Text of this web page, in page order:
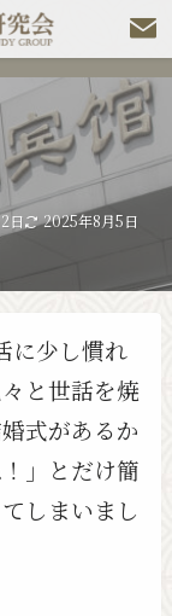
日 2025年8月5日
に少し慣れ
と世話を焼
式があるか
」とだけ簡
しまいまし